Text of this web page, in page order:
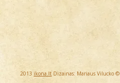
2013 ikona.lt Dizainas: Mariaus Vilucko ©